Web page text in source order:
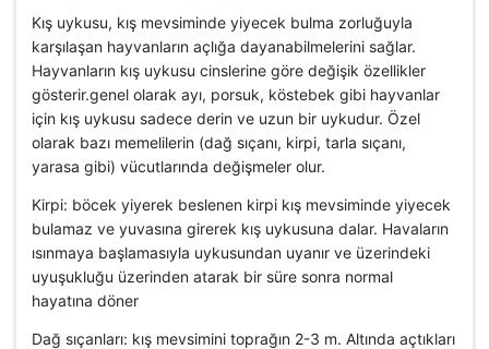
Kış uykusu, kış mevsiminde yiyecek bulma zorluğuyla
karşılaşan hayvanların açlığa dayanabilmelerini sağlar.
Hayvanların kış uykusu cinslerine göre değişik özellikler
gösterir.genel olarak ayı, porsuk, köstebek gibi hayvanlar
için kış uykusu sadece derin ve uzun bir uykudur. Özel
olarak bazı memelilerin (dağ sıçanı, kirpi, tarla sıçanı,
yarasa gibi) vücutlarında değişmeler olur.
Kirpi: böcek yiyerek beslenen kirpi kış mevsiminde yiyecek
bulamaz ve yuvasına girerek kış uykusuna dalar. Havaların
ısınmaya başlamasıyla uykusundan uyanır ve üzerindeki
uyuşukluğu üzerinden atarak bir süre sonra normal
hayatına döner
Dağ sıçanları: kış mevsimini toprağın 2-3 m. Altında açtıkları